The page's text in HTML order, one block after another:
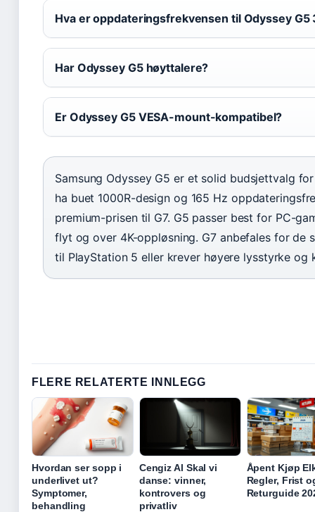
Hva er oppdateringsfrekvensen til Odyssey
Har Odyssey G5 høyttalere?
Er Odyssey G5 VESA-mount-kompatibel?
Samsung Odyssey G5 er et solid budsjettvalg
ha buet 1000R-design og 165 Hz
premium-prisen til G7. G5 passer best for PC-
flyt og over 4K-oppløsning. G7 anbefales for de
til PlayStation 5 eller krever høyere lysstyrke og
FLERE RELATERTE INNLEGG
Hvordan ser sopp i
underlivet ut?
Symptomer,
behandling
Cengiz Al Skal vi
danse: vinner,
kontrovers og
privatliv
Åpent Kjøp
Regler, Frist
Returguide